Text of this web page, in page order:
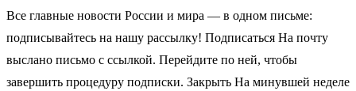
Все главные новости России и мира — в одном письме:
подписывайтесь на нашу рассылку! Подписаться На почту
выслано письмо с ссылкой. Перейдите по ней, чтобы
завершить процедуру подписки. Закрыть На минувшей неделе